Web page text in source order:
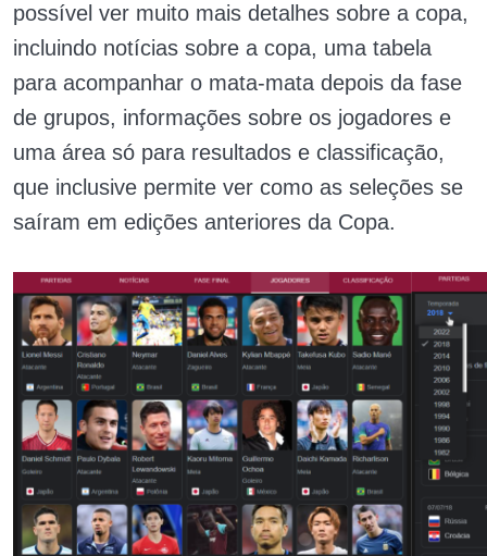
possível ver muito mais detalhes sobre a copa,
incluindo notícias sobre a copa, uma tabela
para acompanhar o mata-mata depois da fase
de grupos, informações sobre os jogadores e
uma área só para resultados e classificação,
que inclusive permite ver como as seleções se
saíram em edições anteriores da Copa.